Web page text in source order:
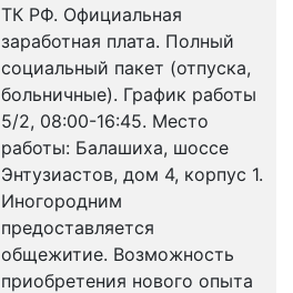
ТК РФ. Официальная
заработная плата. Полный
социальный пакет (отпуска,
больничные). График работы
5/2, 08:00-16:45. Место
работы: Балашиха, шоссе
Энтузиастов, дом 4, корпус 1.
Иногородним
предоставляется
общежитие. Возможность
приобретения нового опыта